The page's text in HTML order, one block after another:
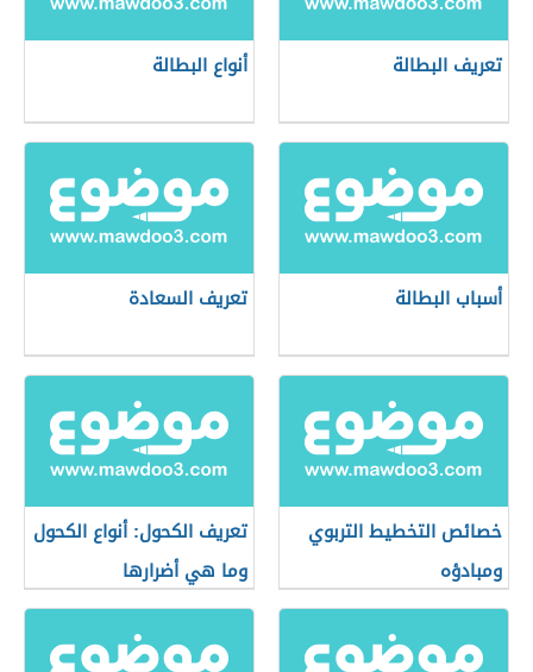
تعريف البطالة أنواع البطالة
أسباب البطالة تعريف السعادة
خصائص التخطيط التربوي
ومبادؤه
تعريف الكحول: أنواع الكحول
وما هي أضرارها